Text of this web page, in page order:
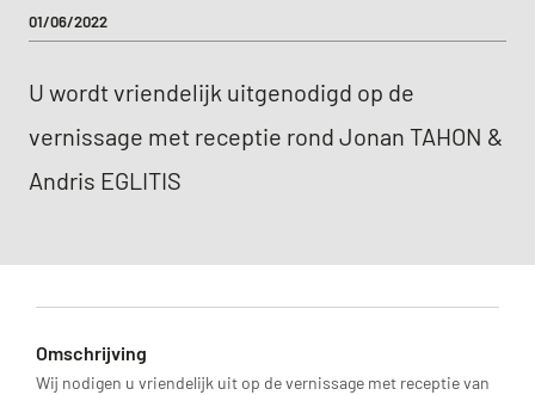
01/06/2022
U wordt vriendelijk uitgenodigd op de
vernissage met receptie rond Jonan TAHON &
Andris EGLITIS
Omschrijving
Wij nodigen u vriendelijk uit op de vernissage met receptie van